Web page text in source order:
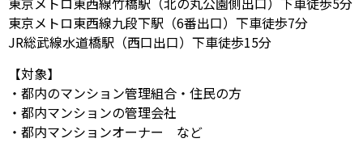
東京メトロ東西線九段下駅（6番出口）下車徒歩7分
JR総武線水道橋駅（西口出口）下車徒歩15分
【対象】
・都内のマンション管理組合・住民の方
・都内マンションの管理会社
・都内マンションオーナー など